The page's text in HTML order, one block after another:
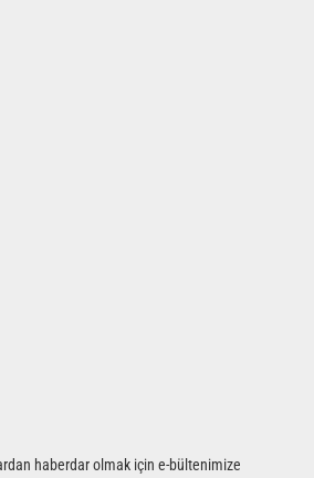
haberdar olmak için e-bültenimize